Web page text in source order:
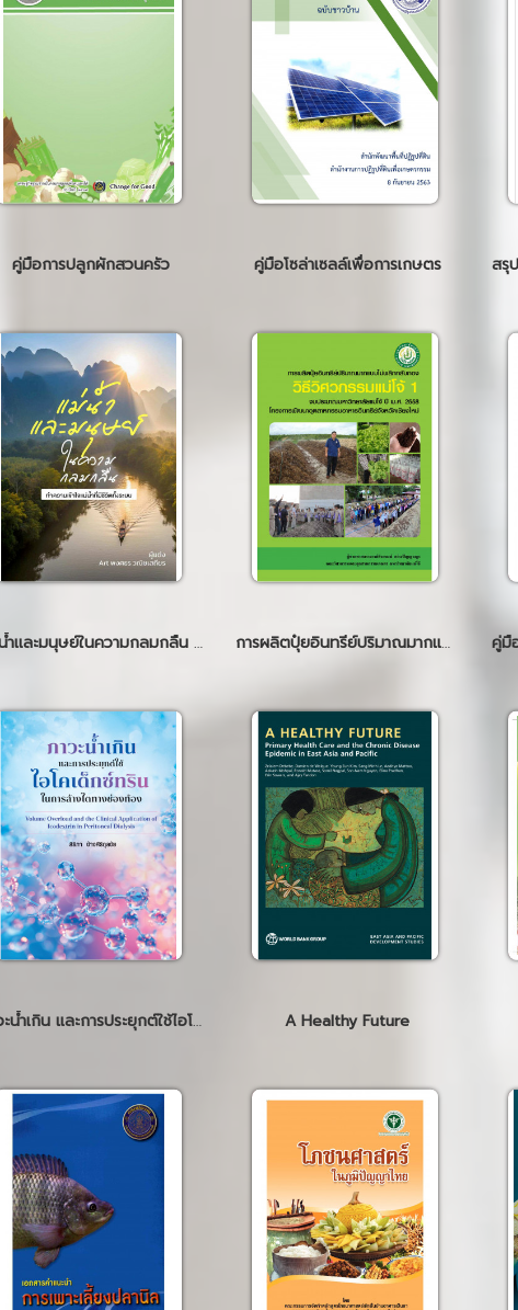
คู่มือการปลูกผักสวนครัว คู่มือโซล่าเซลล์เพื่อการเกษตร
เเม่น้ำเเละมนุษย์ในความกลมกลืน ทำความเข้าใจแม่น้ำที่มีชีวิตทั้งระบบ การผลิตปุ๋ยอินทรีย์ปริมาณมากแบบไม่พลิกกลับกอง วิธีวิศวกรรมแม่โจ้ 1
ภาวะน้ำเกิน และการประยุกต์ใช้ไอโคเด็กซ์ทริน ในการล้างไตทางช่องท้อง: Volume Overload and the Clinical Application of Icodextrin in Peritoneal Dialysis A Healthy Future